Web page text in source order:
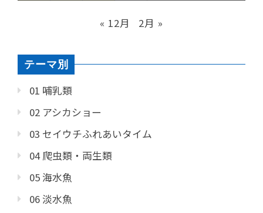
« 12月 2月 »
テーマ別
01 哺乳類
02 アシカショー
03 セイウチふれあいタイム
04 爬虫類・両生類
05 海水魚
06 淡水魚